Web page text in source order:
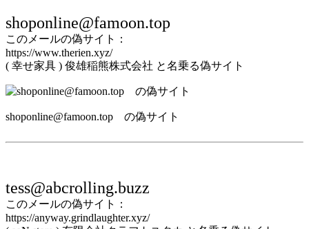
shoponline@famoon.top
このメールの偽サイト：
https://www.therien.xyz/
( 幸せ家具 ) 俊雄稲熊株式会社 と名乗る偽サイト
shoponline@famoon.top の偽サイト
tess@abcrolling.buzz
このメールの偽サイト：
https://anyway.grindlaughter.xyz/